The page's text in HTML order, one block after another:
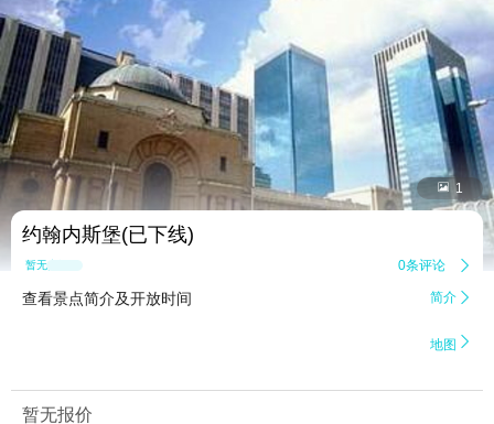
 1
约翰内斯堡(已下线)
暂无点评 0条评论 
查看景点简介及开放时间 简介 
地图 
暂无报价
